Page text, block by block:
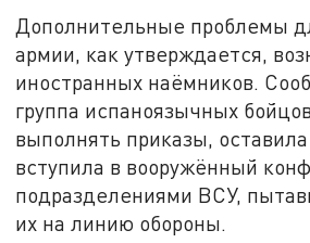
Дополнительные проблемы
армии, как утверждается,
иностранных наёмников.
группа испаноязычных
выполнять приказы,
вступила в вооружённый
подразделениями ВСУ,
их на линию обороны.